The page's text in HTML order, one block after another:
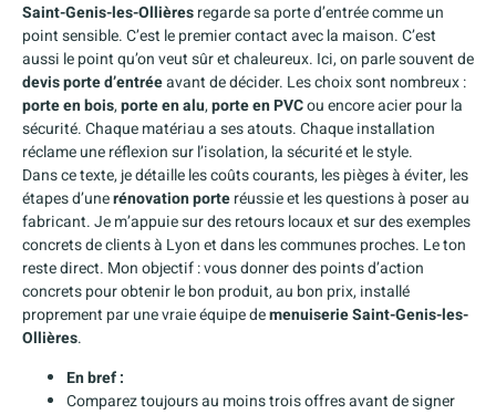
Saint-Genis-les-Ollièresregarde sa porte d’entrée comme un
point sensible. C’est le premier contact avec la maison. C’est
aussi le point qu’on veut sûr et chaleureux. Ici, on parle souvent de
devis porte d’entréeavant de décider. Les choix sont nombreux :
porte en bois,porte en alu,porte en PVCou encore acier pour la
sécurité. Chaque matériau a ses atouts. Chaque installation
réclame une réflexion sur l’isolation, la sécurité et le style.
Dans ce texte, je détaille les coûts courants, les pièges à éviter, les
étapes d’unerénovation porteréussie et les questions à poser au
fabricant. Je m’appuie sur des retours locaux et sur des exemples
concrets de clients à Lyon et dans les communes proches. Le ton
reste direct. Mon objectif : vous donner des points d’action
concrets pour obtenir le bon produit, au bon prix, installé
proprement par une vraie équipe demenuiserie Saint-Genis-les-
Ollières.
En bref :
Comparez toujours au moins trois offres avant de signer